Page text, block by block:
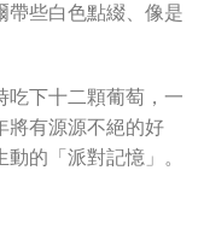
帶些白色點綴、像是
吃下十二顆葡萄，一
將有源源不絕的好
的「派對記憶」。